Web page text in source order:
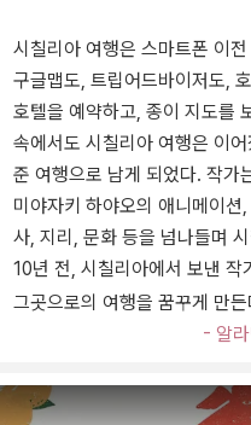
시칠리아 여행은 스마트폰 이
구글맵도, 트립어드바이저도,
호텔을 예약하고, 종이 지도를
속에서도 시칠리아 여행은 이
준 여행으로 남게 되었다. 작가
미야자키 하야오의 애니메이
사, 지리, 문화 등을 넘나들며
10년 전, 시칠리아에서 보낸 작
그곳으로의 여행을 꿈꾸게 만든
- 알